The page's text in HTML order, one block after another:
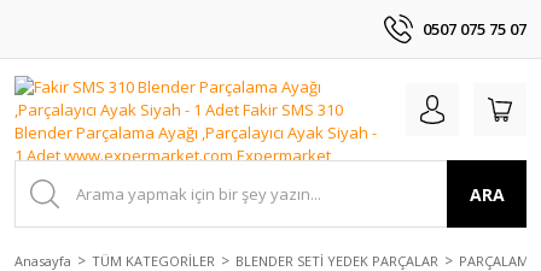
0507 075 75 07
ARA
Anasayfa TÜM KATEGORİLER BLENDER SETİ YEDEK PARÇALAR